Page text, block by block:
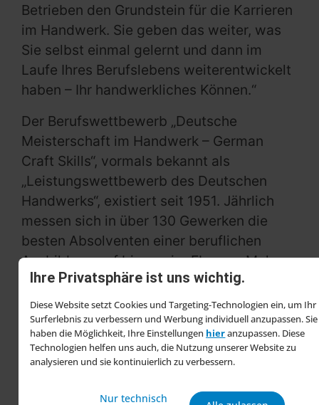
Ihre Privatsphäre ist uns wichtig.
Diese Website setzt Cookies und Targeting-Technologien ein, um Ihr
Surferlebnis zu verbessern und Werbung individuell anzupassen. Sie
haben die Möglichkeit, Ihre Einstellungen hieranzupassen. Diese
Technologien helfen uns auch, die Nutzung unserer Website zu
analysieren und sie kontinuierlich zu verbessern.
Nur technisch
Betrieben den Grundstein für die Karrieren
im Handwerk. Sie geben das weiter, was
Sie selbst einmal gelernt und dann im
Laufe Ihres Berufslebens weiterentwickelt
haben – Ihr handwerkliches Können.“
Der Berufswettbewerb „Deutsche
Meisterschaft im Handwerk – German
Craft Skills“, vormals bekannt als
„Leistungswettbewerb des Deutschen
Handwerks“, existiert seit 1951. Jährlich
messen sich in über 130 Gewerken die
besten Absolventen einer beruflichen
Ausbildung auf bis zu vier Ebenen. Mehr
als 3.000 Jugendliche treten
deutschlandweit in den Wettbewerb um
den Bundestitel in ihrem Gewerk ein.
Die DMH steht unter der Schirmherrschaft
des Bundespräsidenten Frank Walter
Steinmeier und wird vom Zentralverband